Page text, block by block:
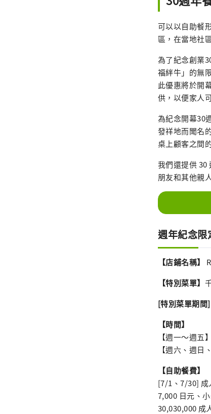
可以以自助餐
區，在當地社
為了紀念創業
福絆牛」的無
此優惠將於開
供，以便家人
為紀念開幕30
發祥地而聞名
桌上顧客之間
我們還提供 30
朋友和其他親
週年紀念限
【店鋪名稱】
【特別菜單】
[特別菜單期間]
【時間】
【週一～週五
【週六、週
【自助餐費】
[7/1、7/30] 成
7,000 日元、
30,030,000 成